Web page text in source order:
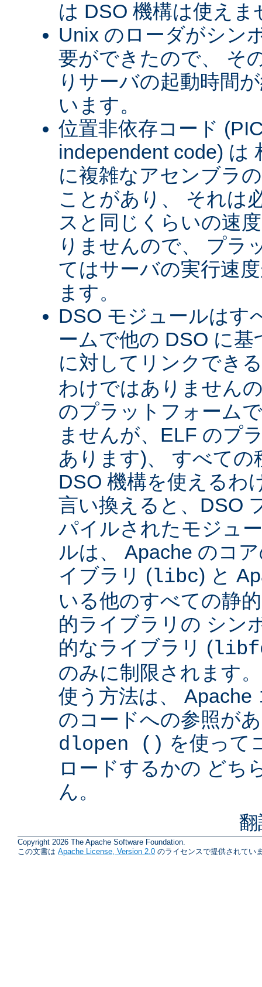
は DSO 機構は使えま
Unix のローダがシン
要ができたので、 そ
りサーバの起動時間
います。
位置非依存コード
independent code) は
に複雑なアセンブラ
ことがあり、 それは
スと同じくらいの速
りませんので、 プラ
てはサーバの実行速
ます。
DSO モジュールはす
ームで他の DSO に
に対してリンクでき
わけではありません
のプラットフォーム
ませんが、ELF のプ
あります)、 すべて
DSO 機構を使えるわ
言い換えると、DSO
パイルされたモジュ
ルは、 Apache のコ
イブラリ (libc) と
いる他のすべての静
的ライブラリの シン
的なライブラリ (
のみに制限されます
使う方法は、 Apache
のコードへの参照が
dlopen () を使って
ロードするかの どち
ん。
Copyright 2026 The Apache Software Foundation.
この文書は Apache License, Version 2.0 のライセンスで提供されてい